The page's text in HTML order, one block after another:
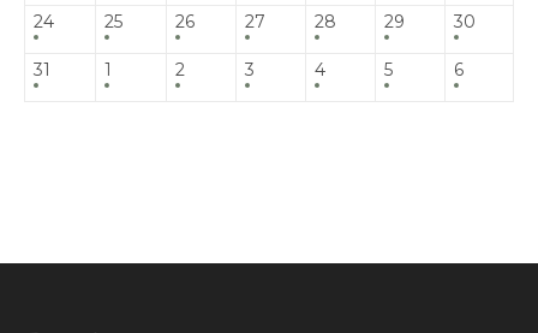
24 25 26 27 28 29 30
31 1 2 3 4 5 6